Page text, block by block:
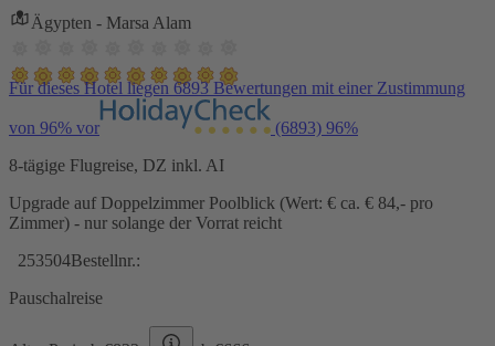
Ägypten - Marsa Alam
Für dieses Hotel liegen 6893 Bewertungen mit einer Zustimmung
von 96% vor (6893) 96%
8-tägige Flugreise, DZ inkl. AI
Upgrade auf Doppelzimmer Poolblick (Wert: € ca. € 84,- pro
Zimmer) - nur solange der Vorrat reicht
253504Bestellnr.:
Pauschalreise